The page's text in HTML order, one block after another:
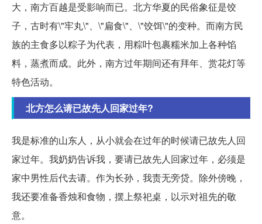
大，南方百越是受影响而已。北方华夏的民俗象征是饺
子，古时有\"牢丸\"、\"扁食\"、\"饺饵\"的变种。而南方民
族的主食多以粽子为代表，用粽叶包裹糯米加上各种馅
料，蒸煮而成。此外，南方过年期间还有拜年、赏花灯等
特色活动。
北方怎么请已故先人回家过年?
我是标准的山东人，从小就会在过年的时候请已故先人回
家过年。我奶奶告诉我，要请已故先人回家过年，必须是
家中男性后代去请。作为长孙，我责无旁贷。除外傍晚，
我还要准备香烛和食物，摆上祭祀桌，以示对祖先的敬
意。